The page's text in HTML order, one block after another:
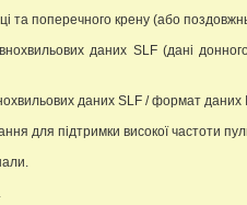
та поперечного крену (або
даних SLF (дані
даних SLF / формат
для підтримки високої частоти